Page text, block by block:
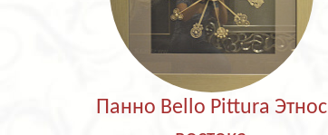
Панно Bello Pittura Этнос